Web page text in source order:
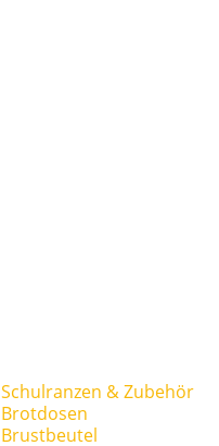
Schulranzen & Zubehör
Brotdosen
Brustbeutel